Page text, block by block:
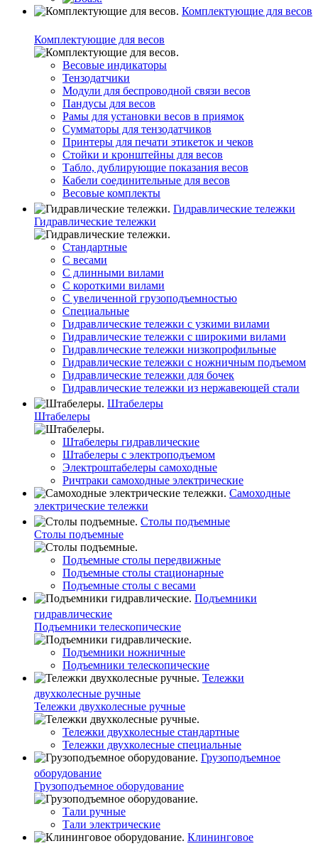
Комплектующие для весов
Комплектующие для весов
Весовые индикаторы
Тензодатчики
Модули для беспроводной связи весов
Пандусы для весов
Рамы для установки весов в приямок
Сумматоры для тензодатчиков
Принтеры для печати этикеток и чеков
Стойки и кронштейны для весов
Табло, дублирующие показания весов
Кабели соединительные для весов
Весовые комплекты
Гидравлические тележки
Гидравлические тележки
Стандартные
С весами
С длинными вилами
С короткими вилами
С увеличенной грузоподъемностью
Специальные
Гидравлические тележки с узкими вилами
Гидравлические тележки с широкими вилами
Гидравлические тележки низкопрофильные
Гидравлические тележки с ножничным подъемом
Гидравлические тележки для бочек
Гидравлические тележки из нержавеющей стали
Штабелеры
Штабелеры
Штабелеры гидравлические
Штабелеры с электроподъемом
Электроштабелеры самоходные
Ричтраки самоходные электрические
Самоходные
электрические тележки
Столы подъемные
Столы подъемные
Подъемные столы передвижные
Подъемные столы стационарные
Подъемные столы с весами
Подъемники
гидравлические
Подъемники телескопические
Подъемники ножничные
Подъемники телескопические
Тележки
двухколесные ручные
Тележки двухколесные ручные
Тележки двухколесные стандартные
Тележки двухколесные специальные
Грузоподъемное
оборудование
Грузоподъемное оборудование
Тали ручные
Тали электрические
Клининговое